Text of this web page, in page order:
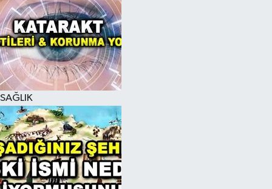
SAĞLIK